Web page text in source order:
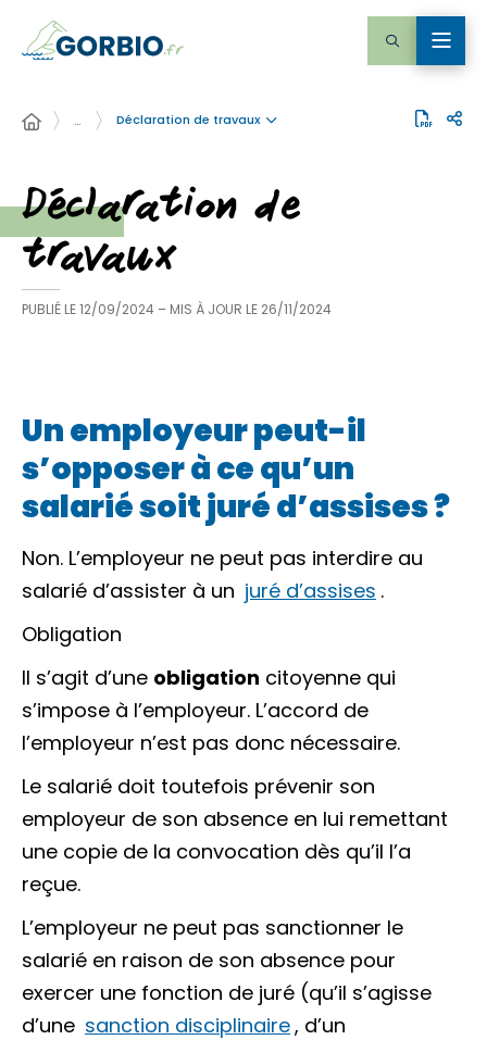
… Déclaration de travaux
Déclaration de
travaux
PUBLIÉ LE12/09/2024 – MIS À JOUR LE 26/11/2024
Un employeur peut-il
s’opposer à ce qu’un
salarié soit juré d’assises ?
Non. L’employeur ne peut pas interdire au
salarié d’assister à un juré d’assises .
Obligation
Il s’agit d’une obligation citoyenne qui
s’impose à l’employeur. L’accord de
l’employeur n’est pas donc nécessaire.
Le salarié doit toutefois prévenir son
employeur de son absence en lui remettant
une copie de la convocation dès qu’il l’a
reçue.
L’employeur ne peut pas sanctionner le
salarié en raison de son absence pour
exercer une fonction de juré (qu’il s’agisse
d’une sanction disciplinaire, d’un